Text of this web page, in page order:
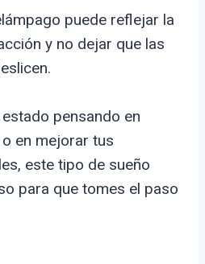
puede reflejar la
y no dejar que las
pensando en
en mejorar tus
este tipo de sueño
para que tomes el paso